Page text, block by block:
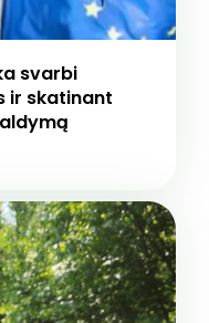
svarbi
ir skatinant